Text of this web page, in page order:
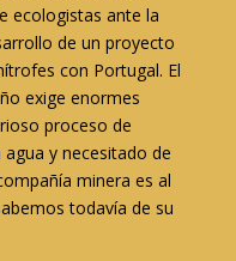
ecologistas ante la
de un proyecto
con Portugal. El
exige enormes
proceso de
y necesitado de
minera es al
todavía de su